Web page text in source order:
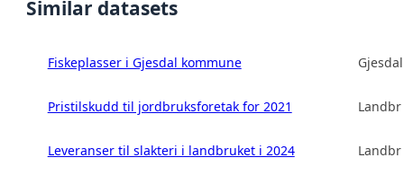
Similar datasets
Fiskeplasser i Gjesdal kommune
Pristilskudd til jordbruksforetak for 2021
Leveranser til slakteri i landbruket i 2024